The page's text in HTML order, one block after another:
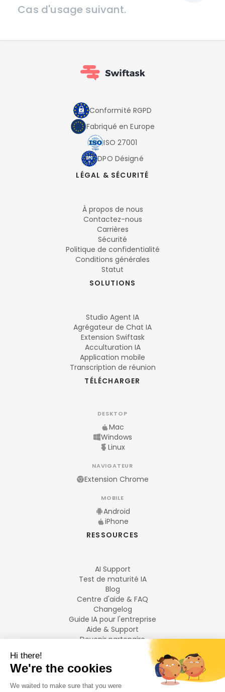
Cas d'usage suivant.
Conformité RGPD
Fabriqué en Europe
ISO 27001
DPO Désigné
LÉGAL & SÉCURITÉ
À propos de nous
Contactez-nous
Carrières
Sécurité
Politique de confidentialité
Conditions générales
Statut
SOLUTIONS
Studio Agent IA
Agrégateur de Chat IA
Extension Swiftask
Acculturation IA
Application mobile
Transcription de réunion
TÉLÉCHARGER
DESKTOP
Mac
Windows
Linux
NAVIGATEUR
Extension Chrome
MOBILE
Android
iPhone
RESSOURCES
AI Support
Test de maturité IA
Blog
Centre d'aide & FAQ
Changelog
Guide IA pour l'entreprise
Aide & Support
Devenir partenaire
LANGUES